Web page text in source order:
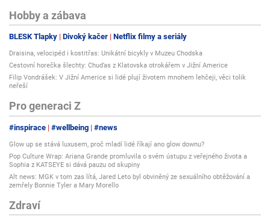
Tento závan je přirozenou součástí vysoké aktivity přípravků ActiMaris a
vzniká při reakci obsaženého chlornanu sodného, vyrobeného elektrolýzou
pouze z přírodních složek vody a mořské soli. Chlornan sodný se při
kontaktu s kůží, sliznicí nebo spodinou rány ihned rozkládá na mořskou
sůl a aktivní singletový kyslík (1O2).
V okamžiku této žádoucí reakce můžete krátce ucítit závan po chlóru. Jde
chlór v přípravcích ActiMaris není, jde o 100% přírodní produkt. Závan je
aktivní součástí ActiMaris a díky němu poznáte, že ActiMaris při aplikaci
na ránu či zánět aktivně působí na urychlení hojení.
Výše uvedená reakce je unikátní silou přípravků ActiMaris. Uvolní se při ní
energie, kterou mohou lidské buňky dál využít ke své obnově, a tím
dochází k výraznému urychlení hojení. Reakcí uvolněný aktivní singletový
kyslík navíc rychle redukuje bakterie, viry, kvasinky, plísně i spory a
okysličuje tkáň.
Hobby a zábava
BLESK Tlapky Divoký kačer Netflix filmy a seriály
Draisina, velocipéd i kostitřas: Unikátní bicykly v Muzeu Chodska
Cestovní horečka šlechty: Chuďas z Klatovska otrokářem v Jižní Americe
Filip Vondrášek: V Jižní Americe si lidé plují životem mnohem lehčeji, věci tolik
neřeší
Pro generaci Z
#inspirace #wellbeing #news
Glow up se stává luxusem, proč mladí lidé říkají ano glow downu?
Pop Culture Wrap: Ariana Grande promluvila o svém ústupu z veřejného života a
Sophia z KATSEYE si dává pauzu od skupiny
Alt news: MGK v tom zas lítá, Jared Leto byl obviněný ze sexuálního obtěžování a
zemřely Bonnie Tyler a Mary Morello
Zdraví